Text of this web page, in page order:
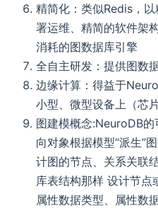
精简化：类似Redis，
署运维、精简的软件架
消耗的图数据库引擎
全自主研发：提供图数
边缘计算：得益于
小型、微型设备上（芯
图建模概念:NeuroDB
向对象根据模型“派生”
计图的节点、关系关联
库表结构那样 设计节点
属性数据类型、属性数